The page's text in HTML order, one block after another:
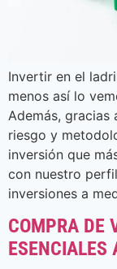
Invertir en el
menos así lo
Además,
riesgo y
inversión que
con nuestro
inversiones a
COMPRA DE
ESENCIALES